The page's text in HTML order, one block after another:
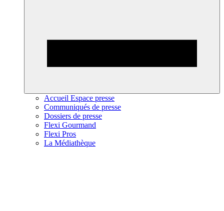
Accueil Espace presse
Communiqués de presse
Dossiers de presse
Flexi Gourmand
Flexi Pros
La Médiathèque